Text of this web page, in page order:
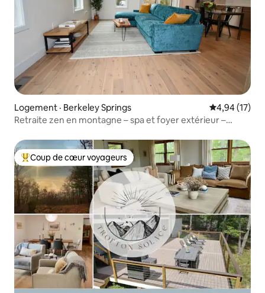
Logement · Berkeley Springs Note
4,94 (17)
Retraite zen en montagne – spa et foyer extérieur –
Coup de cœur voyageurs parmi les plus aimés
Coup de cœur voyageurs